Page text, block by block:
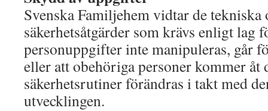
Svenska Familjehem vidtar de
säkerhetsåtgärder som krävs enligt lag
personuppgifter inte manipuleras, går
eller att obehöriga personer kommer åt
säkerhetsrutiner förändras i takt med
utvecklingen.